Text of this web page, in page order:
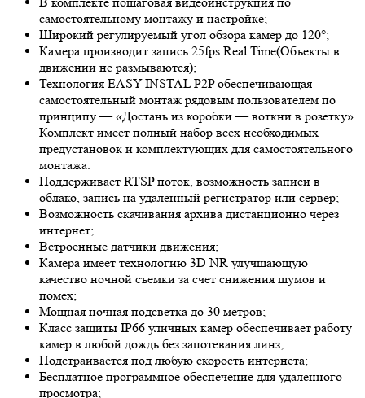
самостоятельному монтажу и настройке;
Широкий регулируемый угол обзора камер до 120°;
Камера производит запись 25fps Real Time(Объекты в
движении не размываются);
Технология EASY INSTAL P2P обеспечивающая
самостоятельный монтаж рядовым пользователем по
принципу — «Достань из коробки — воткни в розетку».
Комплект имеет полный набор всех необходимых
предустановок и комплектующих для самостоятельного
монтажа.
Поддерживает RTSP поток, возможность записи в
облако, запись на удаленный регистратор или сервер;
Возможность скачивания архива дистанционно через
интернет;
Встроенные датчики движения;
Камера имеет технологию 3D NR улучшающую
качество ночной съемки за счет снижения шумов и
помех;
Мощная ночная подсветка до 30 метров;
Класс защиты IP66 уличных камер обеспечивает работу
камер в любой дождь без запотевания линз;
Подстраивается под любую скорость интернета;
Бесплатное программное обеспечение для удаленного
просмотра;